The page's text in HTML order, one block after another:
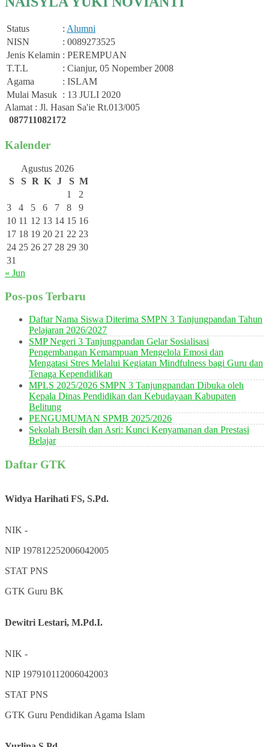
Status : Alumni
NISN
: 0089273525
Jenis Kelamin : PEREMPUAN
T.T.L
: Cianjur, 05 Nopember 2008
Agama
: ISLAM
Mulai Masuk : 13 JULI 2020
Alamat : Jl. Hasan Sa'ie Rt.013/005
087711082172
Kalender
Agustus 2026
S
S R K J S M
1
2
3
4 5 6 7 8
9
10 11 12 13 14 15 16
17 18 19 20 21 22 23
24 25 26 27 28 29 30
31
« Jun
Pos-pos Terbaru
Daftar Nama Siswa Diterima SMPN 3 Tanjungpandan Tahun
Pelajaran 2026/2027
SMP Negeri 3 Tanjungpandan Gelar Sosialisasi
Pengembangan Kemampuan Mengelola Emosi dan
Mengatasi Stres Melalui Kegiatan Mindfulness bagi Guru dan
Tenaga Kependidikan
MPLS 2025/2026 SMPN 3 Tanjungpandan Dibuka oleh
Kepala Dinas Pendidikan dan Kebudayaan Kabupaten
Belitung
PENGUMUMAN SPMB 2025/2026
Sekolah Bersih dan Asri: Kunci Kenyamanan dan Prestasi
Belajar
Daftar GTK
Widya Harihati FS, S.Pd.
NIK -
NIP 197812252006042005
STAT PNS
GTK Guru BK
Dewitri Lestari, M.Pd.I.
NIK -
NIP 197910112006042003
STAT PNS
GTK Guru Pendidikan Agama Islam